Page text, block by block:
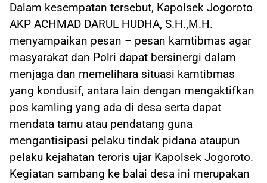
Dalam kesempatan tersebut, Kapolsek Jogoroto
AKP ACHMAD DARUL HUDHA, S.H.,M.H.
menyampaikan pesan – pesan kamtibmas agar
masyarakat dan Polri dapat bersinergi dalam
menjaga dan memelihara situasi kamtibmas
yang kondusif, antara lain dengan mengaktifkan
pos kamling yang ada di desa serta dapat
mendata tamu atau pendatang guna
mengantisipasi pelaku tindak pidana ataupun
pelaku kejahatan teroris ujar Kapolsek Jogoroto.
Kegiatan sambang ke balai desa ini merupakan